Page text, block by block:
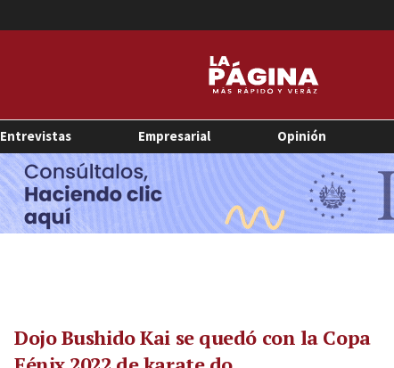
Entrevistas Empresarial Opinión
Dojo Bushido Kai se quedó con la Copa